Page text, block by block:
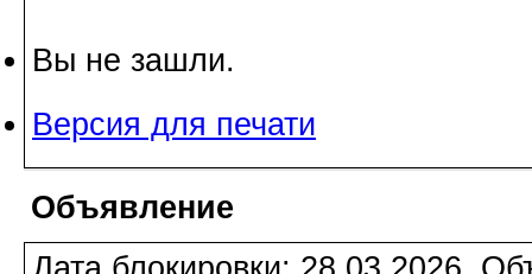
Вы не зашли.
Версия для печати
Объявление